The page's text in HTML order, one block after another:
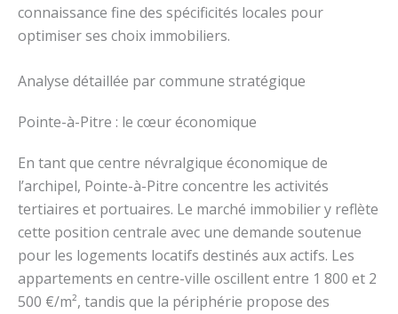
connaissance fine des spécificités locales pour
optimiser ses choix immobiliers.
Analyse détaillée par commune stratégique
Pointe-à-Pitre : le cœur économique
En tant que centre névralgique économique de
l’archipel, Pointe-à-Pitre concentre les activités
tertiaires et portuaires. Le marché immobilier y reflète
cette position centrale avec une demande soutenue
pour les logements locatifs destinés aux actifs. Les
appartements en centre-ville oscillent entre 1 800 et 2
500 €/m², tandis que la périphérie propose des